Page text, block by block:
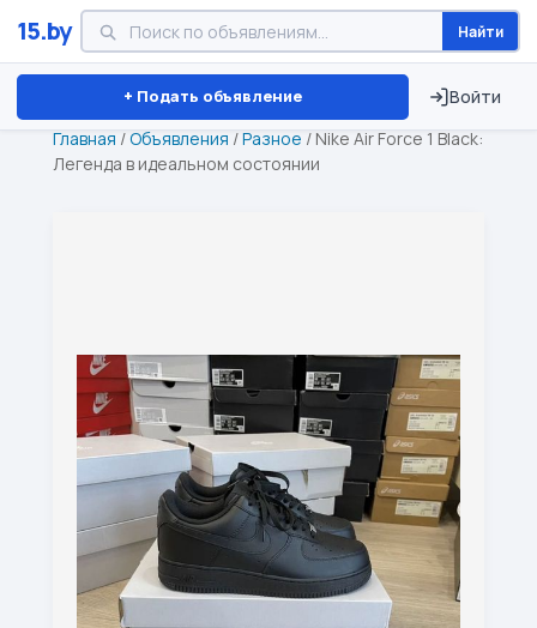
15.by Найти
+ Подать объявление Войти
Минск Витебск Брест ⏱ ТОЛЬКО 15 ДНЕЙ
Главная /Объявления /Разное / Nike Air Force 1 Black:
Легенда в идеальном состоянии